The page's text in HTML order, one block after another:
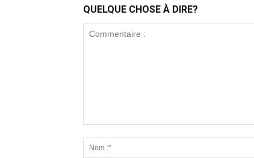
QUELQUE CHOSE À DIRE?